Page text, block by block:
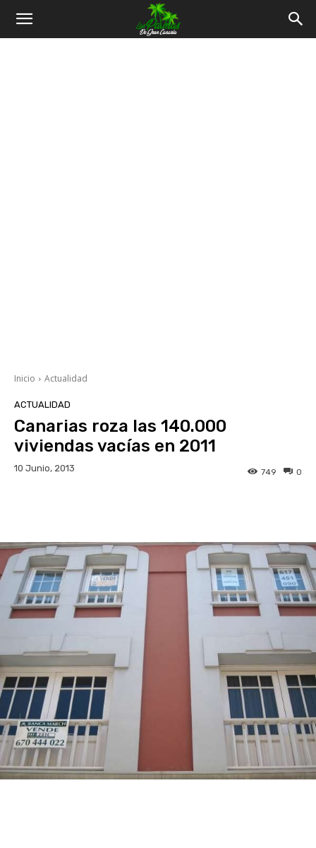
Inicio Actualidad
ACTUALIDAD
Canarias roza las 140.000
viviendas vacías en 2011
10 Junio, 2013 0
749